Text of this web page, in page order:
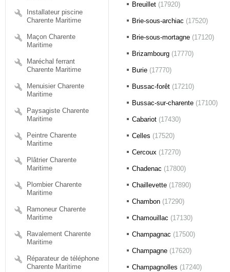
Installateur piscine
Charente Maritime
Maçon Charente
Maritime
Maréchal ferrant
Charente Maritime
Menuisier Charente
Maritime
Paysagiste Charente
Maritime
Peintre Charente
Maritime
Plâtrier Charente
Maritime
Plombier Charente
Maritime
Ramoneur Charente
Maritime
Ravalement Charente
Maritime
Réparateur de téléphone
Charente Maritime
Breuillet (17920)
Brie-sous-archiac (17520)
Brie-sous-mortagne (17120)
Brizambourg (17770)
Burie (17770)
Bussac-forêt (17210)
Bussac-sur-charente (17100)
Cabariot (17430)
Celles (17520)
Cercoux (17270)
Chadenac (17800)
Chaillevette (17890)
Chambon (17290)
Chamouillac (17130)
Champagnac (17500)
Champagne (17620)
Champagnolles (17240)